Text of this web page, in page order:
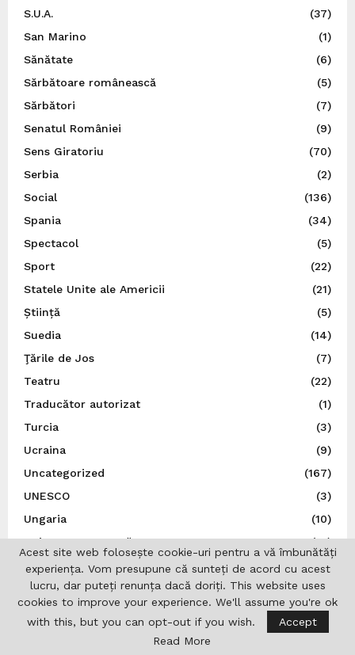
S.U.A.
(37)
San Marino
(1)
Sănătate
(6)
Sărbătoare românească
(5)
Sărbători
(7)
Senatul României
(9)
Sens Giratoriu
(70)
Serbia
(2)
Social
(136)
Spania
(34)
Spectacol
(5)
Sport
(22)
Statele Unite ale Americii
(21)
Știință
(5)
Suedia
(14)
Ţările de Jos
(7)
Teatru
(22)
Traducător autorizat
(1)
Turcia
(3)
Ucraina
(9)
Uncategorized
(167)
UNESCO
(3)
Ungaria
(10)
Uniunea Europeană
(16)
Uniunea Ziariștilor Profesioniști din România
(37)
Acest site web folosește cookie-uri pentru a vă îmbunătăți
experiența. Vom presupune că sunteți de acord cu acest
lucru, dar puteți renunța dacă doriți. This website uses
cookies to improve your experience. We'll assume you're ok
with this, but you can opt-out if you wish.
Accept
Read More